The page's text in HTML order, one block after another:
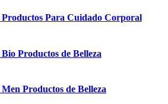
Productos Para Cuidado Corporal
Productos de Belleza
Productos de Belleza